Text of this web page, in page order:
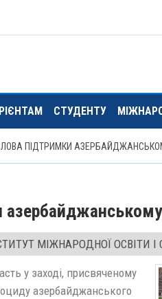
СТУДЕНТУ
ПІДТРИМКИ
МІЖНАРОДНОЇ ОСВІТИ І
у заході, присвяченому
азербайджанського